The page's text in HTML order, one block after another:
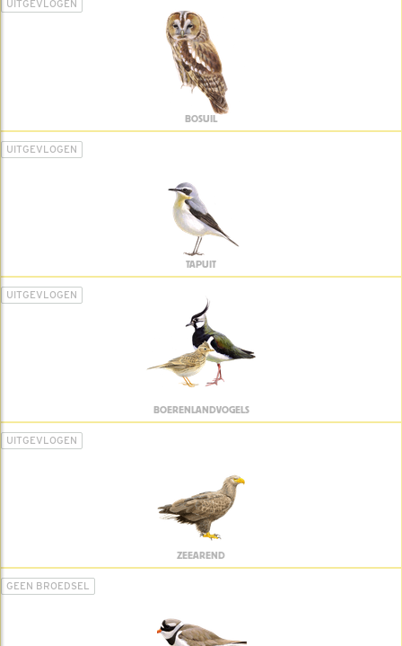
UITGEVLOGEN
BOSUIL
UITGEVLOGEN
TAPUIT
UITGEVLOGEN
BOERENLANDVOGELS
UITGEVLOGEN
ZEEAREND
GEEN BROEDSEL